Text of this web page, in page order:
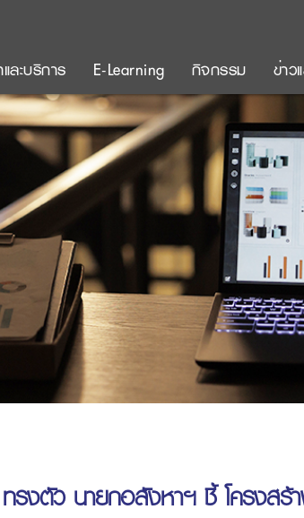
ละบริการ E-Learning กิจกรรม ข่าว
ทรงตัว นายกอสังหาฯ ชี้ โครงส